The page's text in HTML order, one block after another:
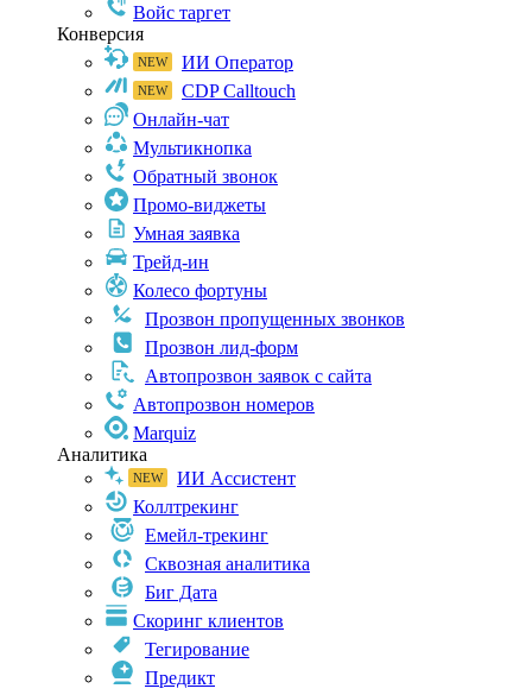
Войс таргет
Конверсия
ИИ Оператор
CDP Calltouch
Онлайн-чат
Мультикнопка
Обратный звонок
Промо-виджеты
Умная заявка
Трейд-ин
Колесо фортуны
Прозвон пропущенных звонков
Прозвон лид-форм
Автопрозвон заявок с сайта
Автопрозвон номеров
Marquiz
Аналитика
ИИ Ассистент
Коллтрекинг
Емейл-трекинг
Сквозная аналитика
Биг Дата
Скоринг клиентов
Тегирование
Предикт